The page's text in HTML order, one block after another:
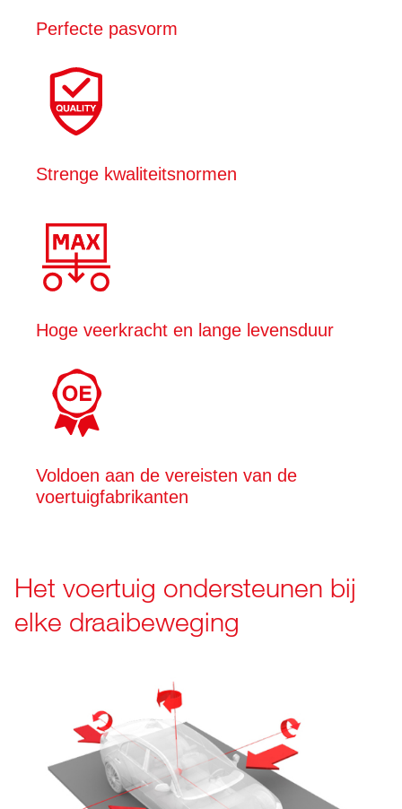
Perfecte pasvorm
Strenge kwaliteitsnormen
Hoge veerkracht en lange levensduur
Voldoen aan de vereisten van de
voertuigfabrikanten
Het voertuig ondersteunen bij
elke draaibeweging